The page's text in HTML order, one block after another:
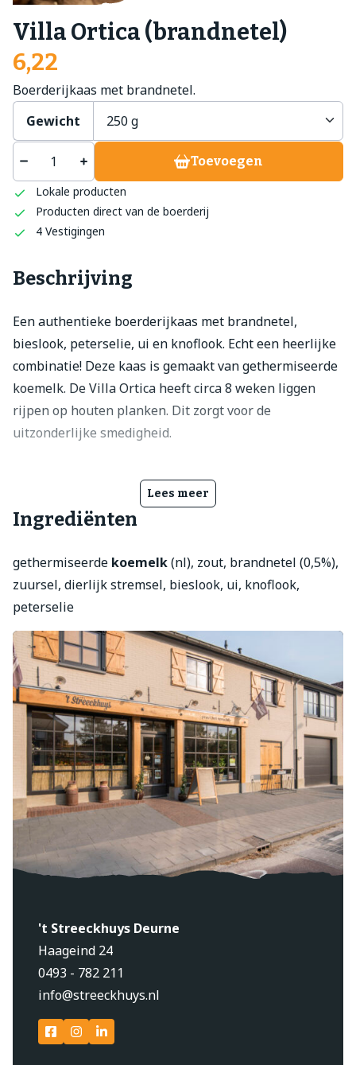
Villa Ortica (brandnetel)
6,22
Boerderijkaas met brandnetel.
Gewicht
Toevoegen
Lokale producten
Producten direct van de boerderij
4 Vestigingen
Beschrijving
Een authentieke boerderijkaas met brandnetel,
bieslook, peterselie, ui en knoflook. Echt een heerlijke
combinatie! Deze kaas is gemaakt van gethermiseerde
koemelk. De Villa Ortica heeft circa 8 weken liggen
rijpen op houten planken. Dit zorgt voor de
uitzonderlijke smedigheid.
Lees meer
Ingrediënten
gethermiseerde koemelk(nl), zout, brandnetel (0,5%),
zuursel, dierlijk stremsel, bieslook, ui, knoflook,
peterselie
't Streeckhuys Deurne
Haageind 24
0493 - 782 211
info@streeckhuys.nl